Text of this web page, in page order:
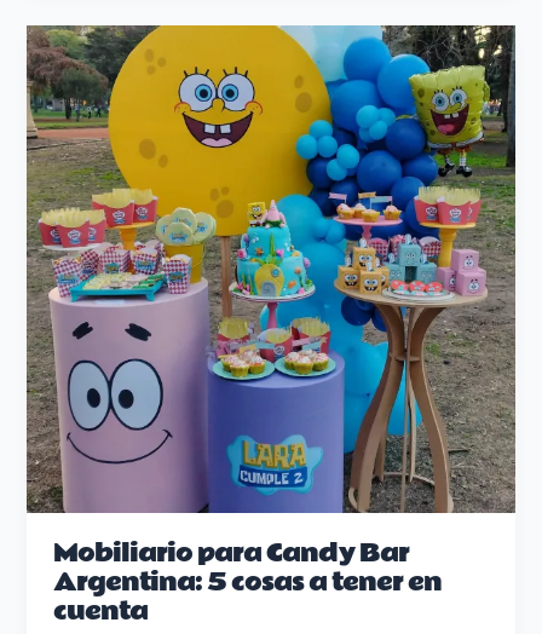
Mobiliario para Candy Bar
Argentina: 5 cosas a tener en
cuenta
Mobiliario
para
Candy
Bar
Argentina:
5
cosas
a
tener
en
cuenta